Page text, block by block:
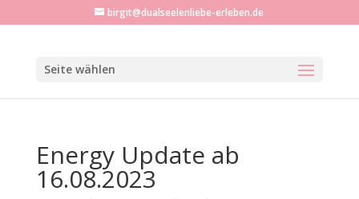
birgit@dualseelenliebe-erleben.de
Seite wählen
Energy Update ab
16.08.2023